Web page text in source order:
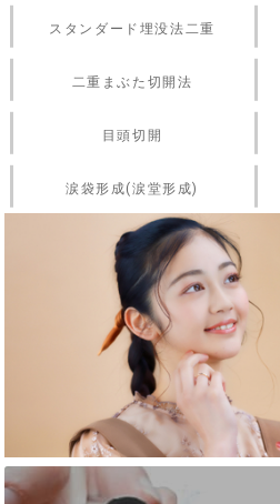
スタンダード埋没法二重
二重まぶた切開法
目頭切開
涙袋形成(涙堂形成)